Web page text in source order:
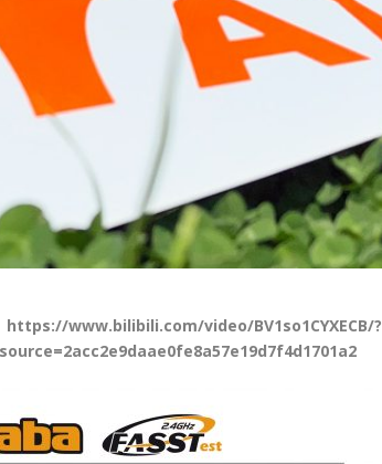
】 https://www.bilibili.com/video/BV1so1CYXECB/?